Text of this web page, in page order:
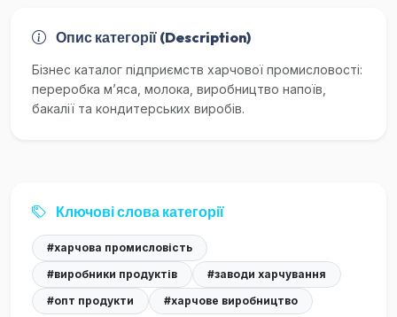
Опис категорії (Description)
Бізнес каталог підприємств харчової промисловості:
переробка м’яса, молока, виробництво напоїв,
бакалії та кондитерських виробів.
Ключові слова категорії
#харчова промисловість
#виробники продуктів
#заводи харчування
#опт продукти
#харчове виробництво